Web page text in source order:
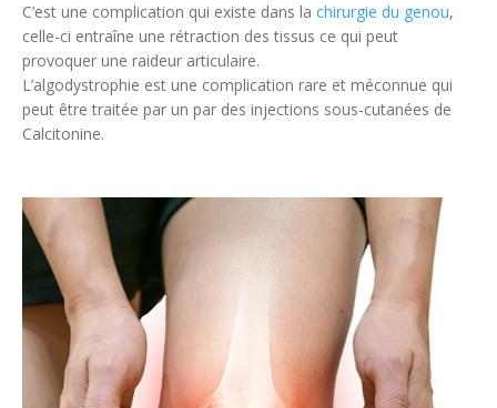
C’est une complication qui existe dans la chirurgie du genou,
celle-ci entraîne une rétraction des tissus ce qui peut
provoquer une raideur articulaire.
L’algodystrophie est une complication rare et méconnue qui
peut être traitée par un par des injections sous-cutanées de
Calcitonine.